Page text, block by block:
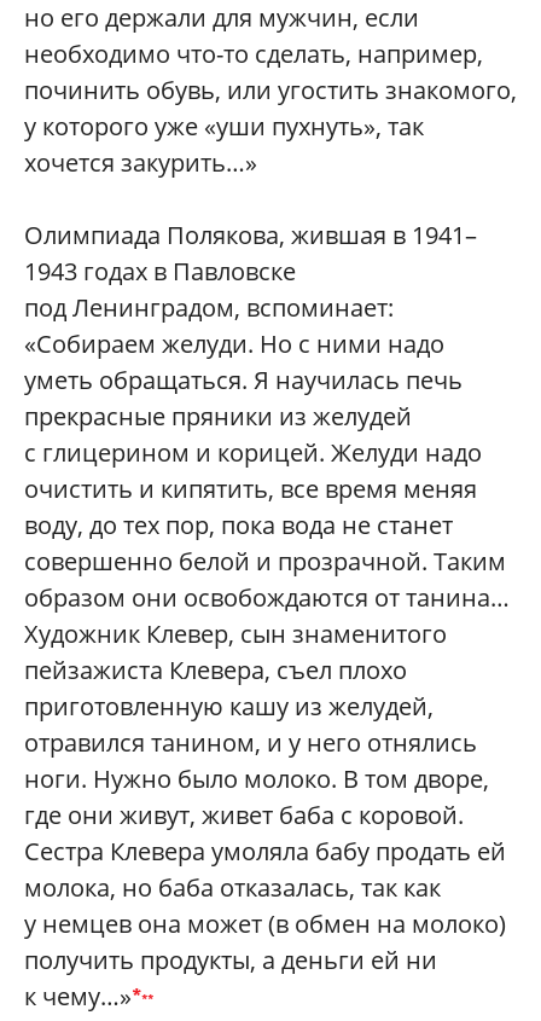
но его держали для мужчин, если
необходимо что-то сделать, например,
починить обувь, или угостить знакомого,
у которого уже «уши пухнуть», так
хочется закурить…»
Олимпиада Полякова, жившая в 1941–
1943 годах в Павловске
под Ленинградом, вспоминает:
«Собираем желуди. Но с ними надо
уметь обращаться. Я научилась печь
прекрасные пряники из желудей
с глицерином и корицей. Желуди надо
очистить и кипятить, все время меняя
воду, до тех пор, пока вода не станет
совершенно белой и прозрачной. Таким
образом они освобождаются от танина…
Художник Клевер, сын знаменитого
пейзажиста Клевера, съел плохо
приготовленную кашу из желудей,
отравился танином, и у него отнялись
ноги. Нужно было молоко. В том дворе,
где они живут, живет баба с коровой.
Сестра Клевера умоляла бабу продать ей
молока, но баба отказалась, так как
у немцев она может (в обмен на молоко)
получить продукты, а деньги ей ни
к чему…»***